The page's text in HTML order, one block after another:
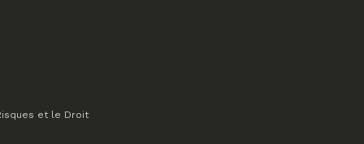
et le Droit